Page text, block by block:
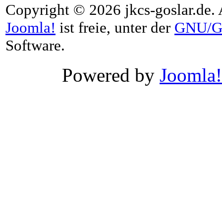
Copyright © 2026 jkcs-goslar.de.
Joomla! ist freie, unter der GNU/
Software.
Powered by Joomla!